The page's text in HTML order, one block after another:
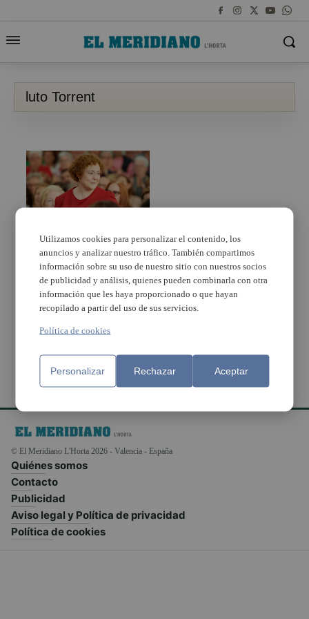
luto Torrent
Torrent decreta dos
días de luto por el
fallecimiento de
Esmeralda Torres,
concejala socialista
durante años
© El Meridiano L'Horta 2026 - Valencia - España
Quiénes somos
Contacto
Publicidad
Aviso legal y Política de privacidad
Política de cookies
Utilizamos cookies para personalizar el contenido, los
anuncios y analizar nuestro tráfico. También compartimos
información sobre su uso de nuestro sitio con nuestros socios
de publicidad y análisis, quienes pueden combinarla con otra
información que les haya proporcionado o que hayan
recopilado a partir del uso de sus servicios.
Política de cookies
Personalizar Rechazar Aceptar